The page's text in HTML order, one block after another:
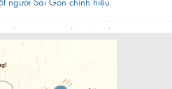
hơn 60 năm nằm gần chợ ở Sài Gòn
nửa thế kỷ giữa lòng Sài Gòn